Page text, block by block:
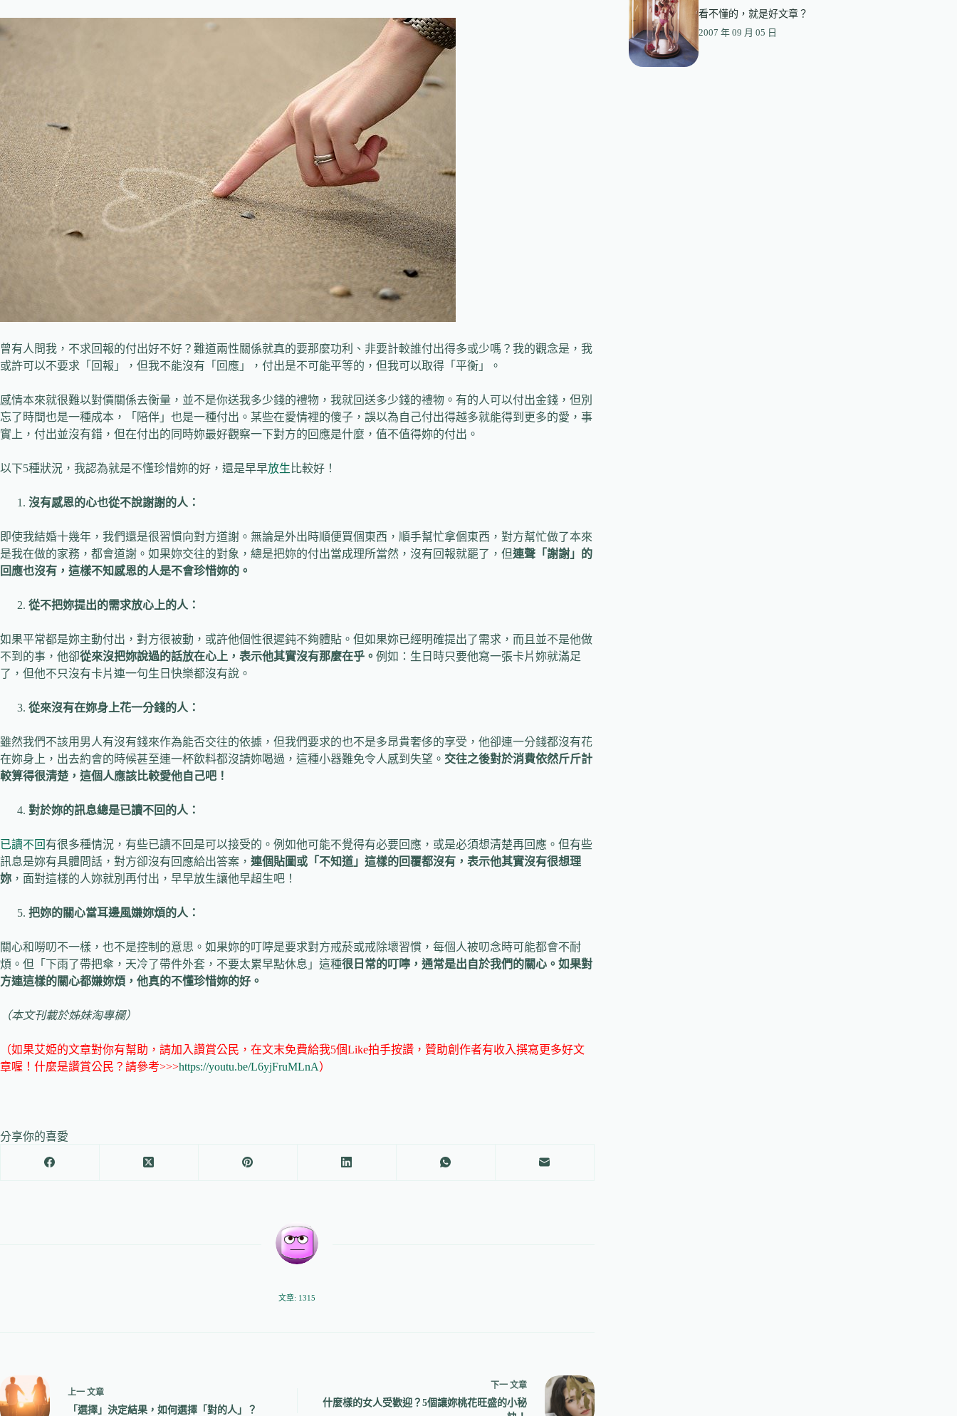
曾有人問我，不求回報的付出好不好？難道兩性關係就真的要那麼功利、非要計較誰付出得多或少嗎？我的觀念是，我
或許可以不要求「回報」，但我不能沒有「回應」，付出是不可能平等的，但我可以取得「平衡」。
感情本來就很難以對價關係去衡量，並不是你送我多少錢的禮物，我就回送多少錢的禮物。有的人可以付出金錢，但別
忘了時間也是一種成本，「陪伴」也是一種付出。某些在愛情裡的傻子，誤以為自己付出得越多就能得到更多的愛，事
實上，付出並沒有錯，但在付出的同時妳最好觀察一下對方的回應是什麼，值不值得妳的付出。
以下5種狀況，我認為就是不懂珍惜妳的好，還是早早放生 比較好！
沒有感恩的心也從不說謝謝的人：
即使我結婚十幾年，我們還是很習慣向對方道謝。無論是外出時順便買個東西，順手幫忙拿個東西，對方幫忙做了本來
是我在做的家務，都會道謝。如果妳交往的對象，總是把妳的付出當成理所當然，沒有回報就罷了，但連聲「謝謝」的
回應也沒有，這樣不知感恩的人是不會珍惜妳的。
從不把妳提出的需求放心上的人：
如果平常都是妳主動付出，對方很被動，或許他個性很遲鈍不夠體貼。但如果妳已經明確提出了需求，而且並不是他做
不到的事，他卻從來沒把妳說過的話放在心上，表示他其實沒有那麼在乎。 例如：生日時只要他寫一張卡片妳就滿足
了，但他不只沒有卡片連一句生日快樂都沒有說。
從來沒有在妳身上花一分錢的人：
雖然我們不該用男人有沒有錢來作為能否交往的依據，但我們要求的也不是多昂貴奢侈的享受，他卻連一分錢都沒有花
在妳身上，出去約會的時候甚至連一杯飲料都沒請妳喝過，這種小器難免令人感到失望。 交往之後對於消費依然斤斤計
較算得很清楚，這個人應該比較愛他自己吧！
對於妳的訊息總是已讀不回的人：
已讀不回 有很多種情況，有些已讀不回是可以接受的。例如他可能不覺得有必要回應，或是必須想清楚再回應。但有些
訊息是妳有具體問話，對方卻沒有回應給出答案， 連個貼圖或「不知道」這樣的回覆都沒有，表示他其實沒有很想理
妳 ，面對這樣的人妳就別再付出，早早放生讓他早超生吧！
把妳的關心當耳邊風嫌妳煩的人：
關心和嘮叨不一樣，也不是控制的意思。如果妳的叮嚀是要求對方戒菸或戒除壞習慣，每個人被叨念時可能都會不耐
煩。但「下雨了帶把傘，天冷了帶件外套，不要太累早點休息」這種很日常的叮嚀，通常是出自於我們的關心。如果對
方連這樣的關心都嫌妳煩，他真的不懂珍惜妳的好。
（本文刊載於姊妹淘專欄）
（如果艾姫的文章對你有幫助，請加入讚賞公民，在文末免費給我5個Like拍手按讚，贊助創作者有收入撰寫更多好文
章喔！什麼是讚賞公民？請參考>>>https://youtu.be/L6yjFruMLnA）
分享你的喜愛
文章: 1315
上一 文章
「選擇」決定結果，如何選擇「對的人」？
下一 文章
什麼樣的女人受歡迎？5個讓妳桃花旺盛的小秘
看不懂的，就是好文章？
2007 年 09 月 05 日